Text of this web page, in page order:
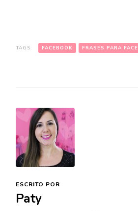
TAGS: FACEBOOK FRASES PARA FACE
ESCRITO POR
Paty